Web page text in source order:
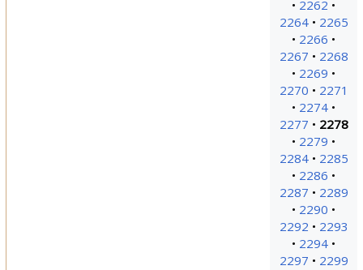
2262
2264
2265
2266
2267
2268
2269
2270
2271
2274
2277
2278
2279
2284
2285
2286
2287
2289
2290
2292
2293
2294
2297
2299